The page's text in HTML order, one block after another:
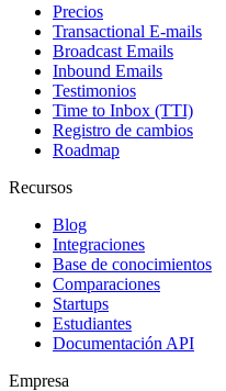
Precios
Transactional E-mails
Broadcast Emails
Inbound Emails
Testimonios
Time to Inbox (TTI)
Registro de cambios
Roadmap
Recursos
Blog
Integraciones
Base de conocimientos
Comparaciones
Startups
Estudiantes
Documentación API
Empresa